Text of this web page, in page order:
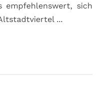
sich
...